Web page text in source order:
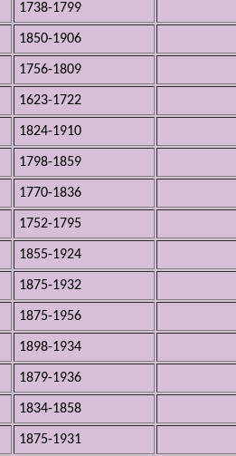
1738-1799
1850-1906
1756-1809
1623-1722
1824-1910
1798-1859
1770-1836
1752-1795
1855-1924
1875-1932
1875-1956
1898-1934
1879-1936
1834-1858
1875-1931